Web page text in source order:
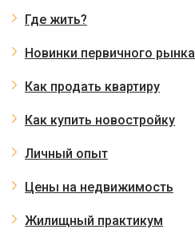
Где жить?
Новинки первичного рынка
Как продать квартиру
Как купить новостройку
Личный опыт
Цены на недвижимость
Жилищный практикум